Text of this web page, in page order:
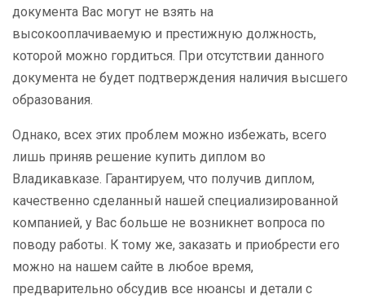
документа Вас могут не взять на
высокооплачиваемую и престижную должность,
которой можно гордиться. При отсутствии данного
документа не будет подтверждения наличия высшего
образования.
Однако, всех этих проблем можно избежать, всего
лишь приняв решение купить диплом во
Владикавказе. Гарантируем, что получив диплом,
качественно сделанный нашей специализированной
компанией, у Вас больше не возникнет вопроса по
поводу работы. К тому же, заказать и приобрести его
можно на нашем сайте в любое время,
предварительно обсудив все нюансы и детали с